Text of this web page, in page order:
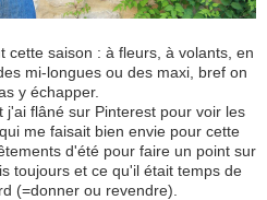
cette saison : à fleurs, à volants, en
mi-longues ou des maxi, bref on
y échapper.
j'ai flâné sur Pinterest pour voir les
me faisait bien envie pour cette
d'été pour faire un point sur
toujours et ce qu'il était temps de
(=donner ou revendre).